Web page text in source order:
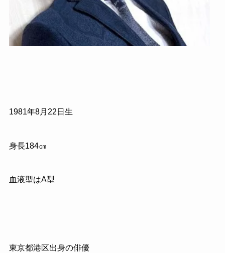
1981年8月22日生
身長184㎝
血液型はA型
東京都港区出身の俳優